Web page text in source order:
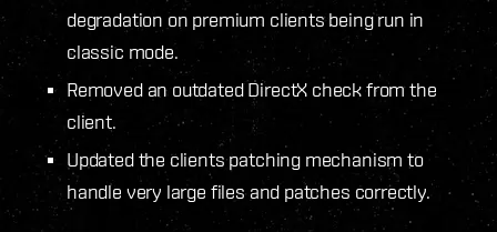
degradation on premium clients being run in
classic mode.
Removed an outdated DirectX check from the
client.
Updated the clients patching mechanism to
handle very large files and patches correctly.